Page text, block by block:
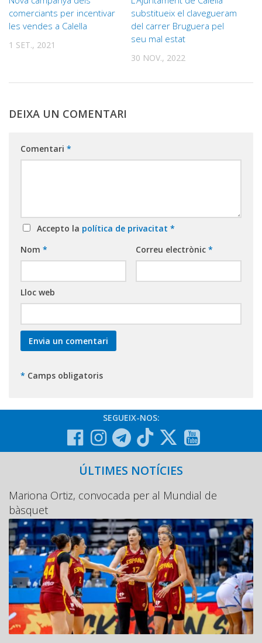
comerciants per incentivar
les vendes a Calella
1 SET., 2021
substitueix el clavegueram
del carrer Bruguera pel
seu mal estat
30 NOV., 2022
DEIXA UN COMENTARI
Comentari *
Accepto la política de privacitat *
Nom * Correu electrònic *
Lloc web
* Camps obligatoris
SEGUEIX-NOS:
ÚLTIMES NOTÍCIES
Mariona Ortiz, convocada per al Mundial de
bàsquet